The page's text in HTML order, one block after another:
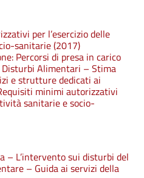
per l’esercizio delle
sanitarie (2017)
Percorsi di presa in carico
Alimentari – Stima
e strutture dedicati ai
minimi autorizzativi
sanitarie e socio-
– L’intervento sui disturbi del
– Guida ai servizi della